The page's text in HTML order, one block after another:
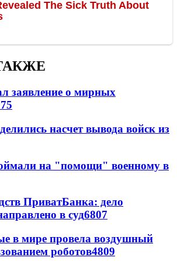
заявление о мирных
насчет вывода войск из
на "помощи" военному в
ПриватБанка: дело
в суд6807
в мире провела воздушный
роботов4809